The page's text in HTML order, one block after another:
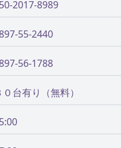
2017-8989
55-2440
56-1788
０台有り（無料）